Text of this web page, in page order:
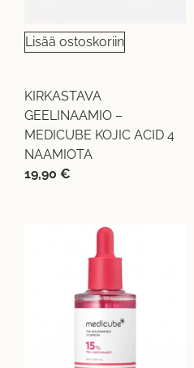
Lisää ostoskoriin
KIRKASTAVA
GEELINAAMIO –
MEDICUBE KOJIC ACID 4
NAAMIOTA
19,90 €